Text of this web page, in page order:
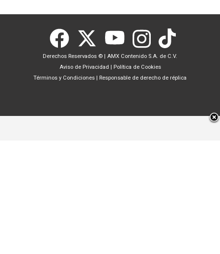
Derechos Reservados © | AMX Contenido S.A. de C.V.
Aviso de Privacidad | Política de Cookies
Términos y Condiciones | Responsable de derecho de réplica